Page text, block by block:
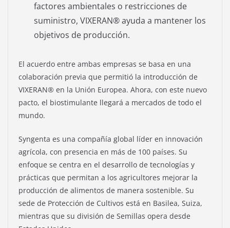
factores ambientales o restricciones de
suministro, VIXERAN® ayuda a mantener los
objetivos de producción.
El acuerdo entre ambas empresas se basa en una
colaboración previa que permitió la introducción de
VIXERAN® en la Unión Europea. Ahora, con este nuevo
pacto, el biostimulante llegará a mercados de todo el
mundo.
Syngenta es una compañía global líder en innovación
agrícola, con presencia en más de 100 países. Su
enfoque se centra en el desarrollo de tecnologías y
prácticas que permitan a los agricultores mejorar la
producción de alimentos de manera sostenible. Su
sede de Protección de Cultivos está en Basilea, Suiza,
mientras que su división de Semillas opera desde